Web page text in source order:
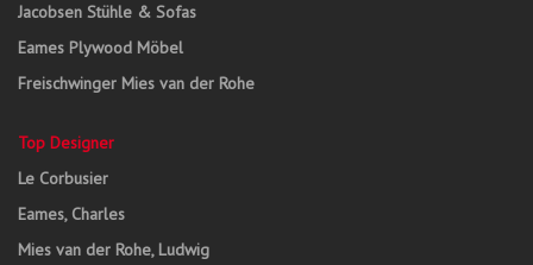
Jacobsen Stühle & Sofas
Eames Plywood Möbel
Freischwinger Mies van der Rohe
Top Designer
Le Corbusier
Eames, Charles
Mies van der Rohe, Ludwig